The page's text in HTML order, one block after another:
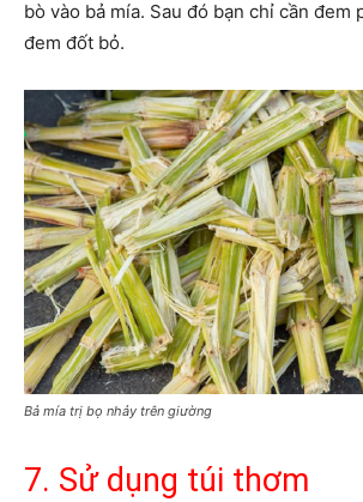
bò vào bả mía. Sau đó bạn chỉ cần đem
đem đốt bỏ.
Bả mía trị bọ nhảy trên giường
7. Sử dụng túi thơm